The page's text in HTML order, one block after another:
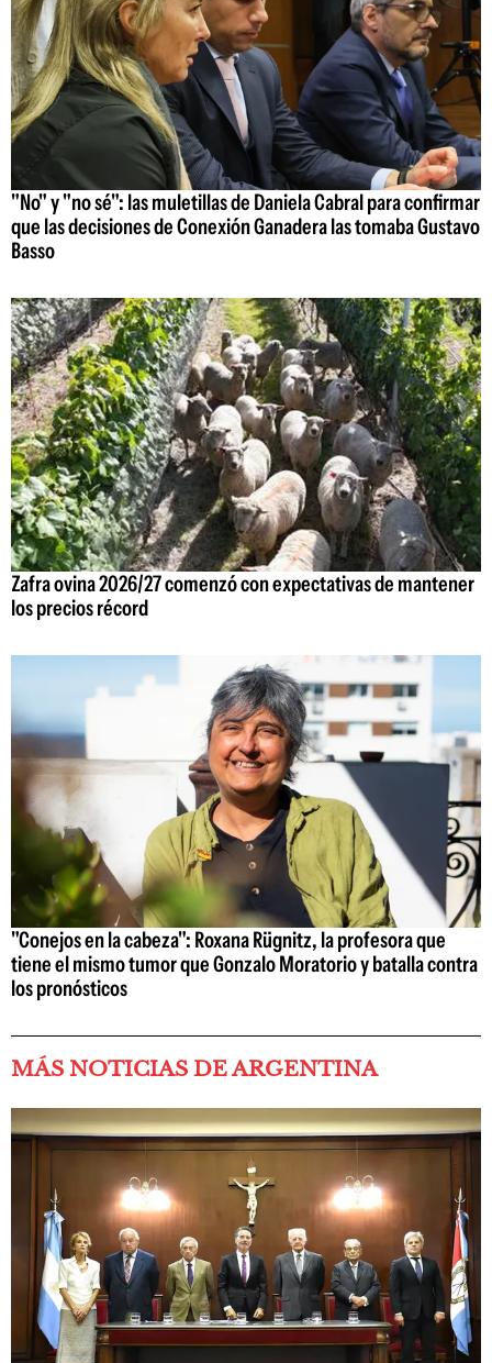
"No" y "no sé": las muletillas de Daniela Cabral para confirmar
que las decisiones de Conexión Ganadera las tomaba Gustavo
Basso
Zafra ovina 2026/27 comenzó con expectativas de mantener
los precios récord
"Conejos en la cabeza": Roxana Rügnitz, la profesora que
tiene el mismo tumor que Gonzalo Moratorio y batalla contra
los pronósticos
MÁS NOTICIAS DE ARGENTINA